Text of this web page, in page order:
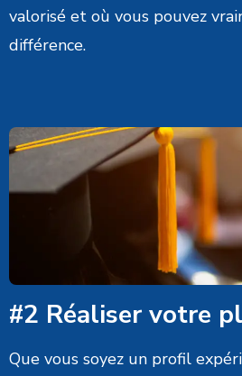
valorisé et où vous pouvez
différence.
#2 Réaliser votre
Que vous soyez un profil